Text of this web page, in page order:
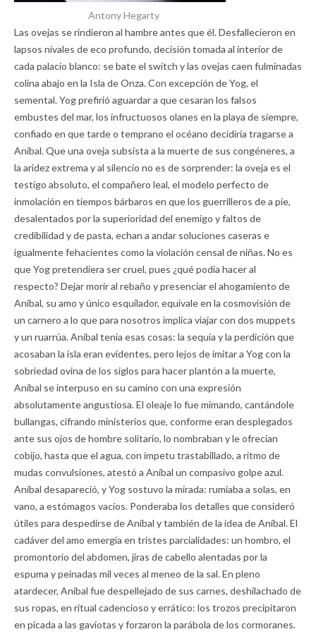
Antony Hegarty
Las ovejas se rindieron al hambre antes que él. Desfallecieron en
lapsos nivales de eco profundo, decisión tomada al interior de
cada palacio blanco: se bate el switch y las ovejas caen fulminadas
colina abajo en la Isla de Onza. Con excepción de Yog, el
semental. Yog prefirió aguardar a que cesaran los falsos
embustes del mar, los infructuosos olanes en la playa de siempre,
confiado en que tarde o temprano el océano decidiría tragarse a
Aníbal. Que una oveja subsista a la muerte de sus congéneres, a
la aridez extrema y al silencio no es de sorprender: la oveja es el
testigo absoluto, el compañero leal, el modelo perfecto de
inmolación en tiempos bárbaros en que los guerrilleros de a pie,
desalentados por la superioridad del enemigo y faltos de
credibilidad y de pasta, echan a andar soluciones caseras e
igualmente fehacientes como la violación censal de niñas. No es
que Yog pretendiera ser cruel, pues ¿qué podía hacer al
respecto? Dejar morir al rebaño y presenciar el ahogamiento de
Aníbal, su amo y único esquilador, equivale en la cosmovisión de
un carnero a lo que para nosotros implica viajar con dos muppets
y un ruarrúa. Aníbal tenía esas cosas: la sequía y la perdición que
acosaban la isla eran evidentes, pero lejos de imitar a Yog con la
sobriedad ovina de los siglos para hacer plantón a la muerte,
Aníbal se interpuso en su camino con una expresión
absolutamente angustiosa. El oleaje lo fue mimando, cantándole
bullangas, cifrando ministerios que, conforme eran desplegados
ante sus ojos de hombre solitario, lo nombraban y le ofrecían
cobijo, hasta que el agua, con ímpetu trastabillado, a ritmo de
mudas convulsiones, atestó a Aníbal un compasivo golpe azul.
Aníbal desapareció, y Yog sostuvo la mirada: rumiaba a solas, en
vano, a estómagos vacíos. Ponderaba los detalles que consideró
útiles para despedirse de Aníbal y también de la idea de Aníbal. El
cadáver del amo emergía en tristes parcialidades: un hombro, el
promontorio del abdomen, jiras de cabello alentadas por la
espuma y peinadas mil veces al meneo de la sal. En pleno
atardecer, Aníbal fue despellejado de sus carnes, deshilachado de
sus ropas, en ritual cadencioso y errático: los trozos precipitaron
en picada a las gaviotas y forzaron la parábola de los cormoranes.